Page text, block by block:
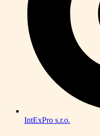
IntExPro s.r.o.